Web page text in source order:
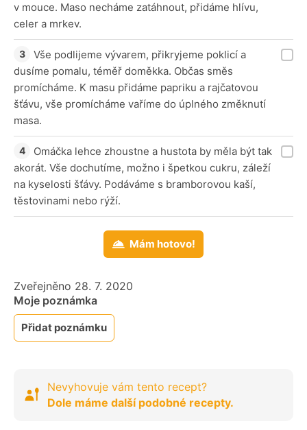
v mouce. Maso necháme zatáhnout, přidáme hlívu,
celer a mrkev.
Vše podlijeme vývarem, přikryjeme poklicí a
dusíme pomalu, téměř doměkka. Občas směs
promícháme. K masu přidáme papriku a rajčatovou
šťávu, vše promícháme vaříme do úplného změknutí
masa.
Omáčka lehce zhoustne a hustota by měla být tak
akorát. Vše dochutíme, možno i špetkou cukru, záleží
na kyselosti šťávy. Podáváme s bramborovou kaší,
těstovinami nebo rýží.
Mám hotovo!
Zveřejněno 28. 7. 2020
Moje poznámka
Přidat poznámku
Nevyhovuje vám tento recept?
Dole máme další podobné recepty.